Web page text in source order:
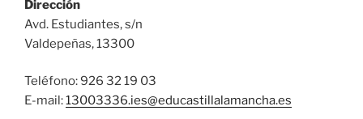
Dirección
Avd. Estudiantes, s/n
Valdepeñas, 13300
Teléfono: 926 32 19 03
E-mail:13003336.ies@educastillalamancha.es